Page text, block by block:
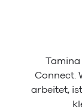
Connect.
arbeitet,